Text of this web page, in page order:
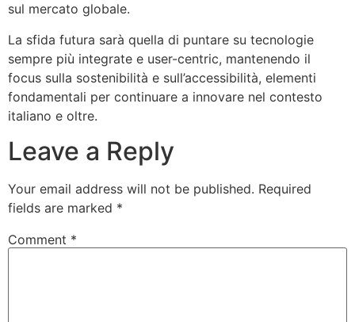
sul mercato globale.
La sfida futura sarà quella di puntare su tecnologie
sempre più integrate e user-centric, mantenendo il
focus sulla sostenibilità e sull’accessibilità, elementi
fondamentali per continuare a innovare nel contesto
italiano e oltre.
Leave a Reply
Your email address will not be published. Required
fields are marked *
Comment *